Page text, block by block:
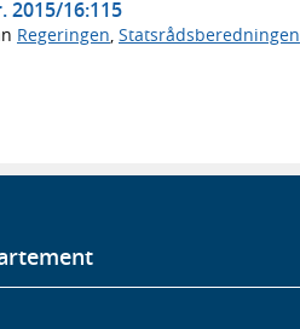
2015/16:115
Regeringen, Statsrådsberedningen